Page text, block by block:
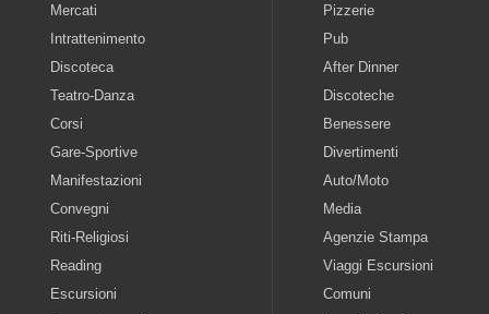
Mercati
Intrattenimento
Discoteca
Teatro-Danza
Corsi
Gare-Sportive
Manifestazioni
Convegni
Riti-Religiosi
Reading
Escursioni
Pizzerie
Pub
After Dinner
Discoteche
Benessere
Divertimenti
Auto/Moto
Media
Agenzie Stampa
Viaggi Escursioni
Comuni